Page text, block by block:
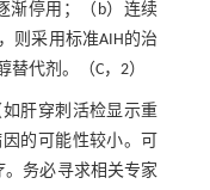
渐停用；（b）连续
则采用标准AIH的治
代剂。（C，2）
肝穿刺活检显示重
的可能性较小。可
。务必寻求相关专家